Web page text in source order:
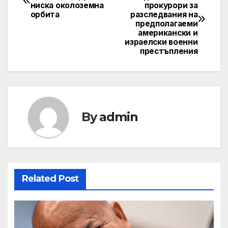
прокурори за
разследвания на
предполагаеми
американски и
израелски военни
престъпления
ниска околоземна
орбита
Byadmin
Related Post